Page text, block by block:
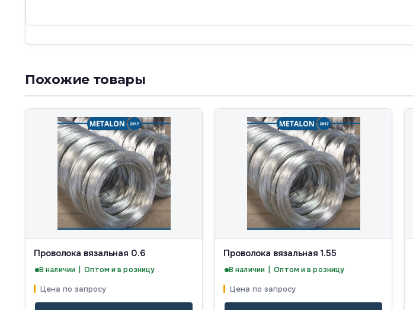
Похожие товары
Проволока вязальная 0.6
В наличии | Оптом и в розницу
Цена по запросу
Проволока вязальная 1.55
В наличии | Оптом и в розницу
Цена по запросу